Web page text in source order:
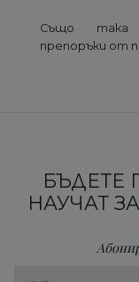
Също така
препоръки от
БЪДЕТЕ
НАУЧАТ